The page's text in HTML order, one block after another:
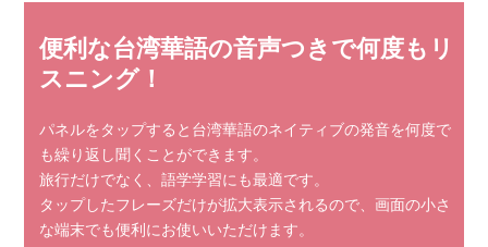
便利な台湾華語の音声つきで何度もリ
スニング！
パネルをタップすると台湾華語のネイティブの発音を何度で
も繰り返し聞くことができます。
旅行だけでなく、語学学習にも最適です。
タップしたフレーズだけが拡大表示されるので、画面の小さ
な端末でも便利にお使いいただけます。